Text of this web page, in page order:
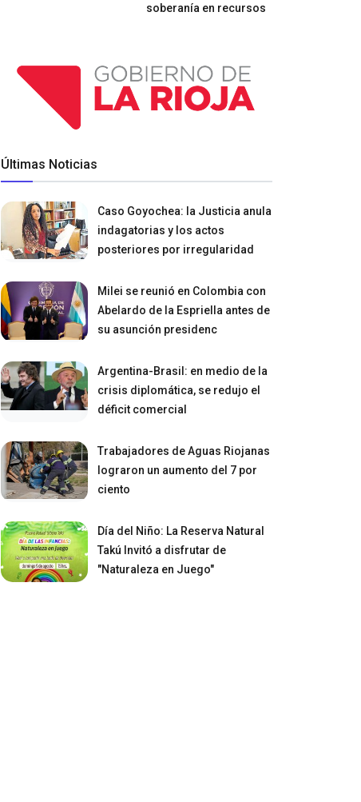
soberanía en recursos
Últimas Noticias
Caso Goyochea: la Justicia anula
indagatorias y los actos
posteriores por irregularidad
Milei se reunió en Colombia con
Abelardo de la Espriella antes de
su asunción presidenc
Argentina-Brasil: en medio de la
crisis diplomática, se redujo el
déficit comercial
Trabajadores de Aguas Riojanas
lograron un aumento del 7 por
ciento
Día del Niño: La Reserva Natural
Takú Invitó a disfrutar de
"Naturaleza en Juego"